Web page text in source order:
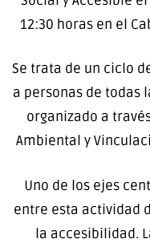
12:30 horas en el
Se trata de un ciclo
a personas de todas
organizado a
Ambiental y
Uno de los ejes
entre esta actividad
la accesibilidad.